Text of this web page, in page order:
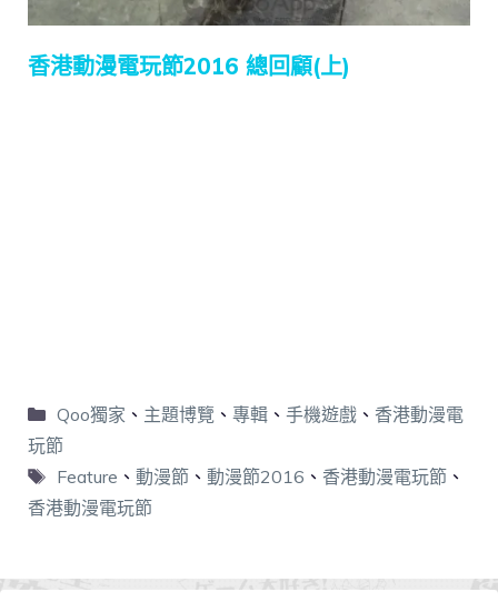
香港動漫電玩節2016 總回顧(上)
Qoo獨家 、 主題博覽 、 專輯、 手機遊戲、 香港動漫電
玩節
Feature 、 動漫節、 動漫節2016 、 香港動漫電玩節、
香港動漫電玩節